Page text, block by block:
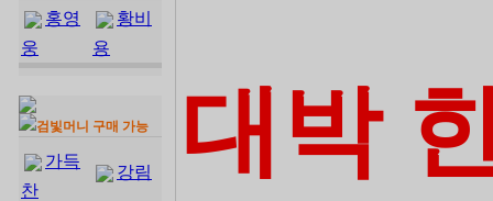
홍영
웅
황비
용
검빛머니 구매 가능
가득
찬
강림 대박